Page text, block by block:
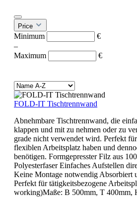
Price
Minimum
€
–
Maximum
€
FOLD-IT Tischtrennwand
Abnehmbare Tischtrennwand, die
klappen und mit zu nehmen oder zu
grade nicht verwendet wird. Perfekt
flexiblen Arbeitsplatz haben und
benötigen. Formgepresster Filz aus
Polyesterfaser Einfaches Aufstellen
Keine Montage notwendig Absorbiert
Perfekt für tätigkeitsbezogene
working)Maße: B 500mm, T 400mm,